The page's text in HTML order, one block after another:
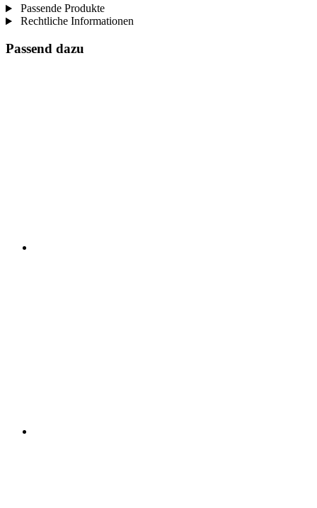
Passende Produkte
Rechtliche Informationen
Passend dazu